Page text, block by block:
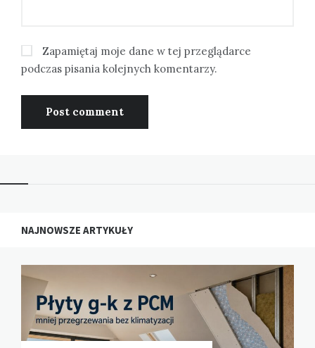
Zapamiętaj moje dane w tej przeglądarce
podczas pisania kolejnych komentarzy.
NAJNOWSZE ARTYKUŁY